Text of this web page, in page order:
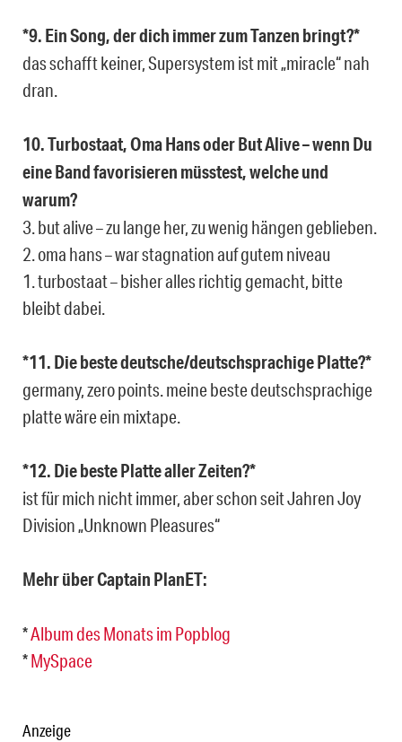
*9. Ein Song, der dich immer zum Tanzen bringt?*
das schafft keiner, Supersystem ist mit „miracle“ nah
dran.
10. Turbostaat, Oma Hans oder But Alive – wenn Du
eine Band favorisieren müsstest, welche und
warum?
3. but alive – zu lange her, zu wenig hängen geblieben.
2. oma hans – war stagnation auf gutem niveau
1. turbostaat – bisher alles richtig gemacht, bitte
bleibt dabei.
*11. Die beste deutsche/deutschsprachige Platte?*
germany, zero points. meine beste deutschsprachige
platte wäre ein mixtape.
*12. Die beste Platte aller Zeiten?*
ist für mich nicht immer, aber schon seit Jahren Joy
Division „Unknown Pleasures“
Mehr über Captain PlanET:
*Album des Monats im Popblog
*MySpace
Anzeige